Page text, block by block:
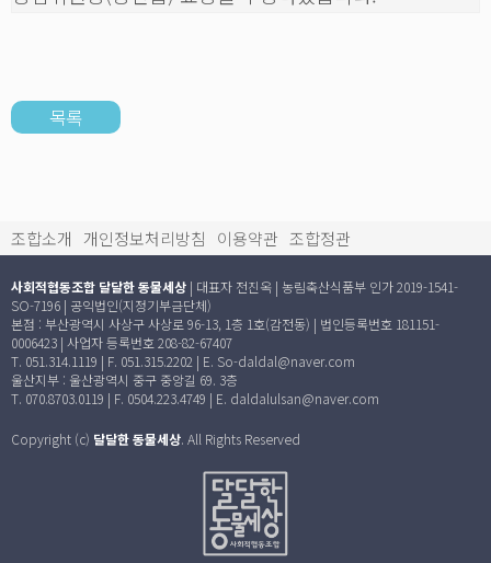
목록
조합소개 개인정보처리방침 이용약관 조합정관
사회적협동조합 달달한 동물세상 | 대표자 전진옥 | 농림축산식품부 인가 2019-1541-
SO-7196 | 공익법인(지정기부금단체)
본점 : 부산광역시 사상구 사상로 96-13, 1층 1호(감전동) | 법인등록번호 181151-
0006423 | 사업자 등록번호 208-82-67407
T. 051.314.1119 | F. 051.315.2202 | E. So-daldal@naver.com
울산지부 : 울산광역시 중구 중앙길 69. 3층
T. 070.8703.0119 | F. 0504.223.4749 | E. daldalulsan@naver.com
Copyright (c) 달달한 동물세상. All Rights Reserved